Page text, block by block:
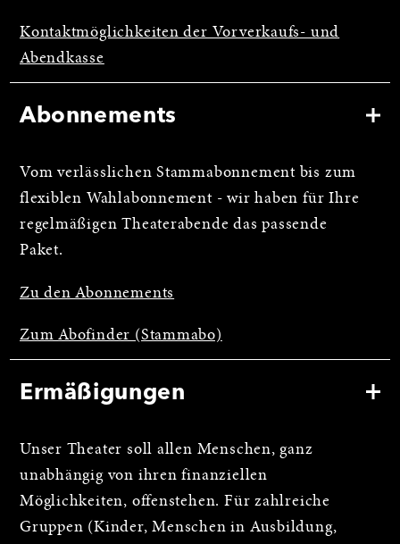
Kontaktmöglichkeiten der Vorverkaufs- und
Abendkasse
Abonnements
Vom verlässlichen Stammabonnement bis zum
flexiblen Wahlabonnement - wir haben für Ihre
regelmäßigen Theaterabende das passende
Paket.
Zu den Abonnements
Zum Abofinder (Stammabo)
Ermäßigungen
Unser Theater soll allen Menschen, ganz
unabhängig von ihren finanziellen
Möglichkeiten, offenstehen. Für zahlreiche
Gruppen (Kinder, Menschen in Ausbildung,